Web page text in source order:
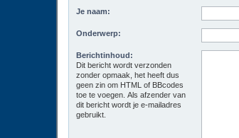
Je naam:
Onderwerp:
Berichtinhoud:
Dit bericht wordt verzonden
zonder opmaak, het heeft dus
geen zin om HTML of BBcodes
toe te voegen. Als afzender van
dit bericht wordt je e-mailadres
gebruikt.